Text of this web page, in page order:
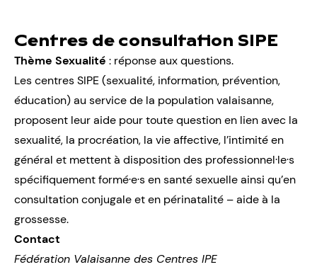
Centres de consultation SIPE
Thème Sexualité : réponse aux questions.
Les centres SIPE (sexualité, information, prévention,
éducation) au service de la population valaisanne,
proposent leur aide pour toute question en lien avec la
sexualité, la procréation, la vie affective, l’intimité en
général et mettent à disposition des professionnel·le·s
spécifiquement formé·e·s en santé sexuelle ainsi qu’en
consultation conjugale et en périnatalité – aide à la
grossesse.
Contact
Fédération Valaisanne des Centres IPE